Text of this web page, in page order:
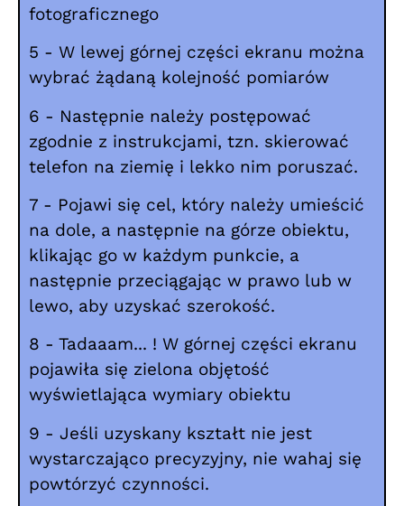
fotograficznego
5 - W lewej górnej części ekranu można
wybrać żądaną kolejność pomiarów
6 - Następnie należy postępować
zgodnie z instrukcjami, tzn. skierować
telefon na ziemię i lekko nim poruszać.
7 - Pojawi się cel, który należy umieścić
na dole, a następnie na górze obiektu,
klikając go w każdym punkcie, a
następnie przeciągając w prawo lub w
lewo, aby uzyskać szerokość.
8 - Tadaaam... ! W górnej części ekranu
pojawiła się zielona objętość
wyświetlająca wymiary obiektu
9 - Jeśli uzyskany kształt nie jest
wystarczająco precyzyjny, nie wahaj się
powtórzyć czynności.